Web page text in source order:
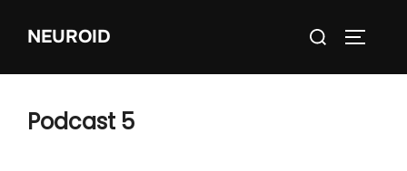
NEUROID
Search
Podcast 5